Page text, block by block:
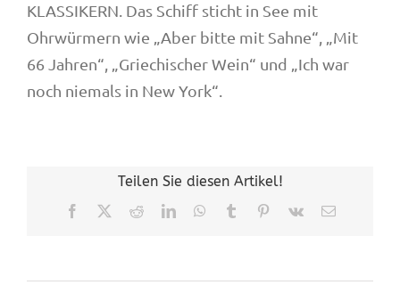
KLASSIKERN. Das Schiff sticht in See mit
Ohrwürmern wie „Aber bitte mit Sahne“, „Mit
66 Jahren“, „Griechischer Wein“ und „Ich war
noch niemals in New York“.
Teilen Sie diesen Artikel!
Facebook RedditLinkedInWhatsApp
Tumblr Pinterest
Vk
E-